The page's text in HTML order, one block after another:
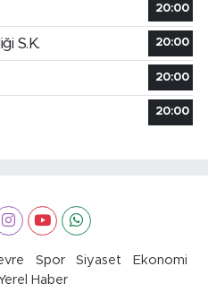
20:00
S.K. 20:00
20:00
20:00
Spor Siyaset
Ekonomi
Haber